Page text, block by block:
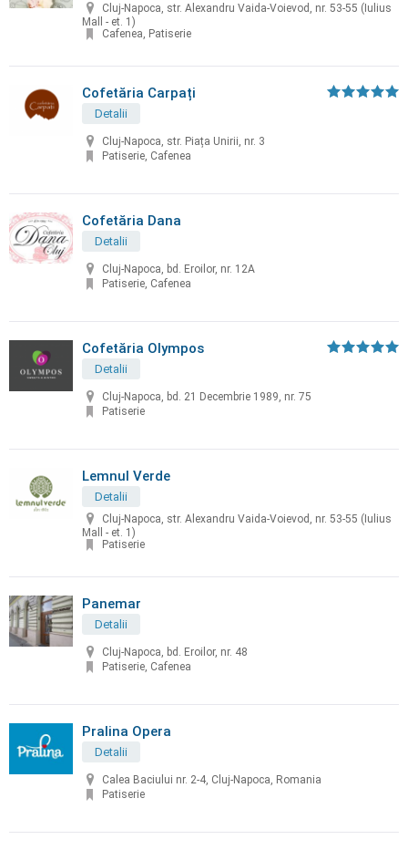
Cluj-Napoca, str. Alexandru Vaida-Voievod, nr. 53-55 (Iulius
Mall - et. 1)
Cafenea, Patiserie
Cofetăria Carpați
Detalii
Cluj-Napoca, str. Piața Unirii, nr. 3
Patiserie, Cafenea
Cofetăria Dana
Detalii
Cluj-Napoca, bd. Eroilor, nr. 12A
Patiserie, Cafenea
Cofetăria Olympos
Detalii
Cluj-Napoca, bd. 21 Decembrie 1989, nr. 75
Patiserie
Lemnul Verde
Detalii
Cluj-Napoca, str. Alexandru Vaida-Voievod, nr. 53-55 (Iulius
Mall - et. 1)
Patiserie
Panemar
Detalii
Cluj-Napoca, bd. Eroilor, nr. 48
Patiserie, Cafenea
Pralina Opera
Detalii
Calea Baciului nr. 2-4, Cluj-Napoca, Romania
Patiserie